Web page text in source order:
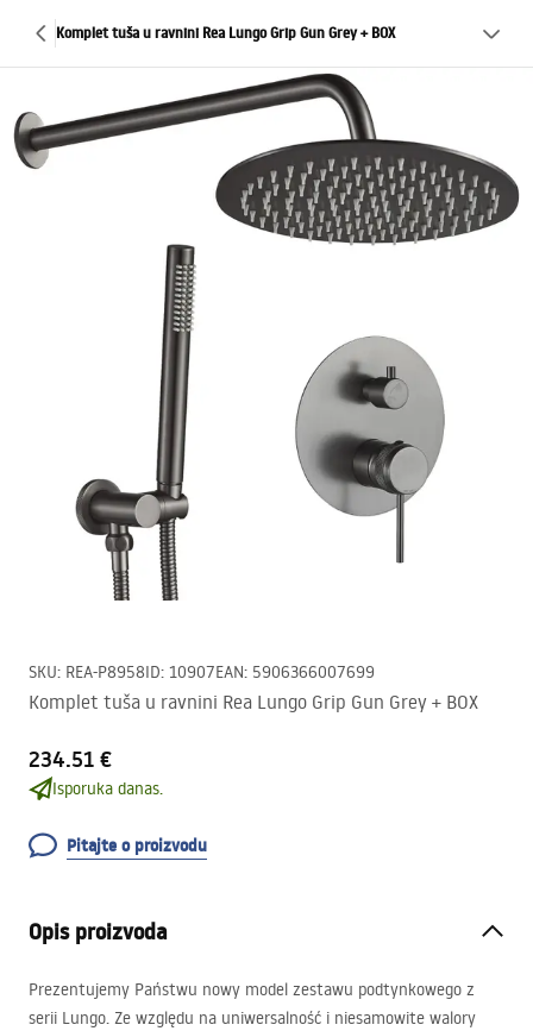
Komplet tuša u ravnini Rea Lungo Grip Gun Grey + BOX
SKU: REA-P8958ID: 10907EAN: 5906366007699
Komplet tuša u ravnini Rea Lungo Grip Gun Grey + BOX
234.51 €
Isporuka danas.
Pitajte o proizvodu
Opis proizvoda
Prezentujemy Państwu nowy model zestawu podtynkowego z
serii Lungo. Ze względu na uniwersalność i niesamowite walory